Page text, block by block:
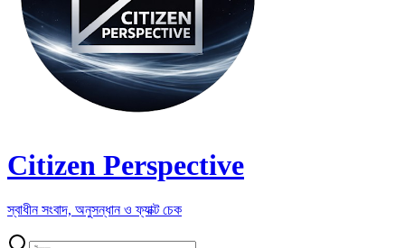
Citizen Perspective
স্বাধীন সংবাদ, অনুসন্ধান ও ফ্যাক্ট চেক